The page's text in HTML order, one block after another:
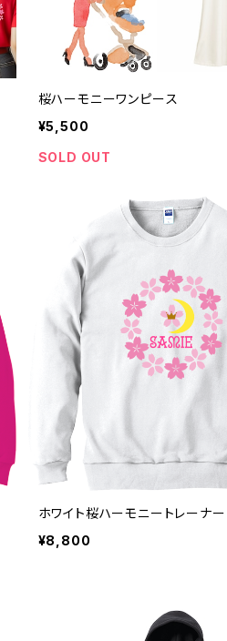
桜ハーモニーワンピース
¥5,500
SOLD OUT
ホワイト桜ハーモニートレーナー
¥8,800